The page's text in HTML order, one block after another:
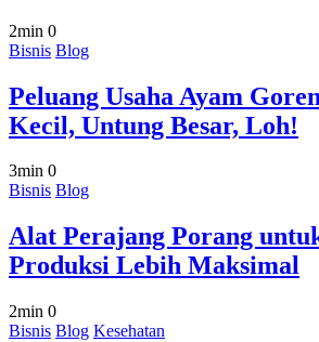
2min 0
Bisnis Blog
Peluang Usaha Ayam
Kecil, Untung Besar, Loh!
3min 0
Bisnis Blog
Alat Perajang Porang
Produksi Lebih Maksimal
2min 0
Bisnis Blog Kesehatan